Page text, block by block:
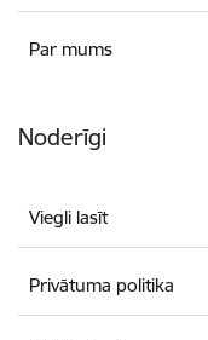
Par mums
Noderīgi
Viegli lasīt
Privātuma politika